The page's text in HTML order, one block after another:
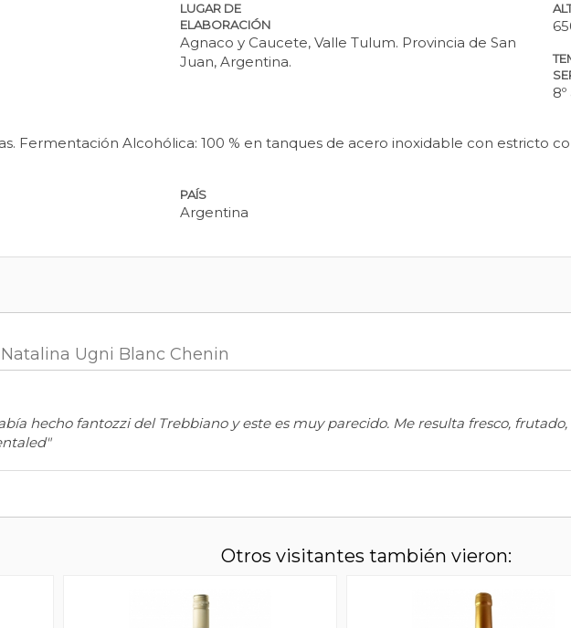
LUGAR DE
ELABORACIÓN
Agnaco y Caucete, Valle Tulum. Provincia de San
Juan, Argentina.
8º
Fermentación Alcohólica: 100 % en tanques de acero inoxidable con estricto
PAÍS
Argentina
Ugni Blanc Chenin
hecho fantozzi del Trebbiano y este es muy parecido. Me resulta fresco,
Otros visitantes también vieron: